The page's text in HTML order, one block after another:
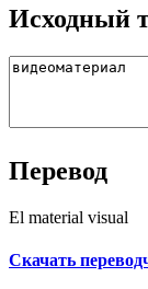
Исходный
Перевод
El material visual
Скачать